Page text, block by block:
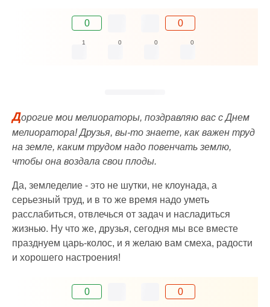
0 0
1 0 0 0
Дорогие мои мелиораторы, поздравляю вас с Днем
мелиоратора! Друзья, вы-то знаете, как важен труд
на земле, каким трудом надо повенчать землю,
чтобы она воздала свои плоды.
Да, земледелие - это не шутки, не клоунада, а
серьезный труд, и в то же время надо уметь
расслабиться, отвлечься от задач и насладиться
жизнью. Ну что же, друзья, сегодня мы все вместе
празднуем царь-колос, и я желаю вам смеха, радости
и хорошего настроения!
0 0